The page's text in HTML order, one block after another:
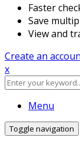
Faster
Save
View and
Create an
x
Menu
Toggle navigation